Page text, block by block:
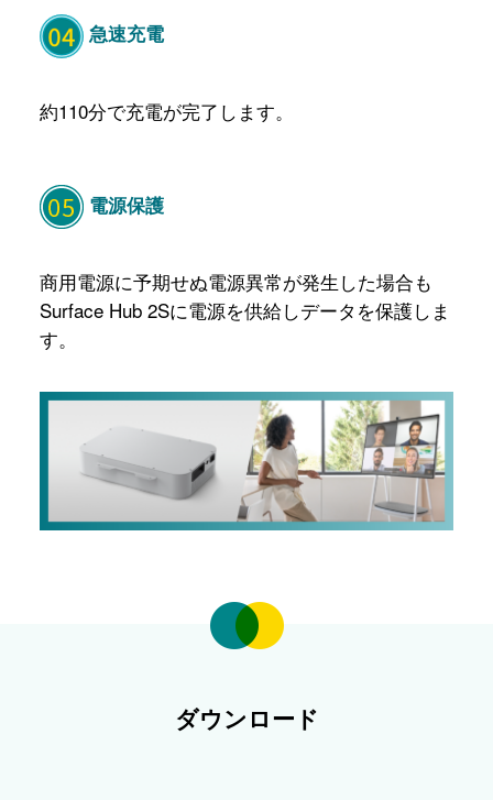
急速充電
約110分で充電が完了します。
電源保護
商用電源に予期せぬ電源異常が発生した場合も
Surface Hub 2Sに電源を供給しデータを保護しま
す。
ダウンロード